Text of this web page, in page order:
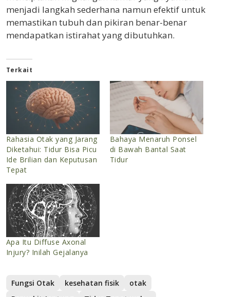
menjadi langkah sederhana namun efektif untuk
memastikan tubuh dan pikiran benar-benar
mendapatkan istirahat yang dibutuhkan.
Terkait
Rahasia Otak yang Jarang
Diketahui: Tidur Bisa Picu
Ide Brilian dan Keputusan
Tepat
Bahaya Menaruh Ponsel
di Bawah Bantal Saat
Tidur
Apa Itu Diffuse Axonal
Injury? Inilah Gejalanya
Fungsi Otak kesehatan fisik
otak